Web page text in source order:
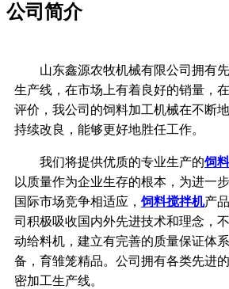
公司简介
山东鑫源农牧机械有限公司拥有
生产线，在市场上有着良好的销量，
评价，我公司的饲料加工机械在不断
持续改良，能够更好地胜任工作。
我们将提供优质的专业生产的饲
以质量作为企业生存的根本， 为进一
国际市场竞争相适应，饲料搅拌机产
司积极吸收国内外先进技术和理念，
动给料机， 建立有完善的质量保证体系
备，育雏笼精品。公司拥有各类先进
密加工生产线。